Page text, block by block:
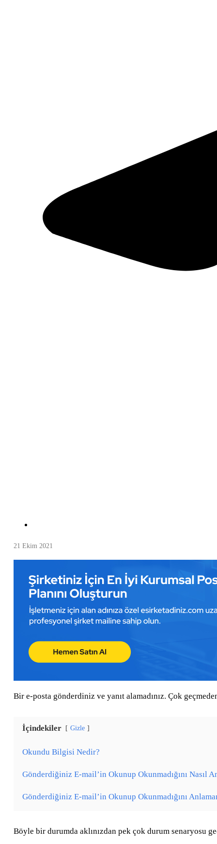
21 Ekim 2021
Bir e-posta gönderdiniz ve yanıt alamadınız. Çok
İçindekiler Gizle
Okundu Bilgisi Nedir?
Gönderdiğiniz E-mail’in Okunup Okunmadığını Nasıl
Gönderdiğiniz E-mail’in Okunup Okunmadığını
Böyle bir durumda aklınızdan pek çok durum senaryosu